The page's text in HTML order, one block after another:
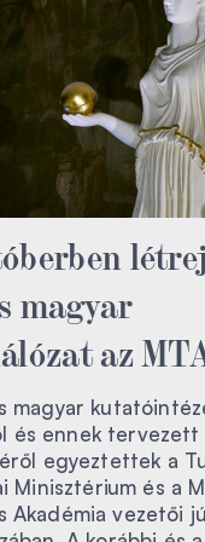
magyar
az
magyar
és ennek tervezett
egyeztettek a
Minisztérium és a
Akadémia vezetői